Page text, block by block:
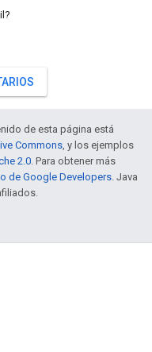
de esta página está
Commons, y los ejemplos
2.0. Para obtener más
de Google Developers. Java